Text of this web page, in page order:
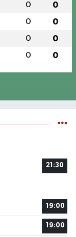
0 0
0 0
0 0
0 0
21:30
19:00
19:00